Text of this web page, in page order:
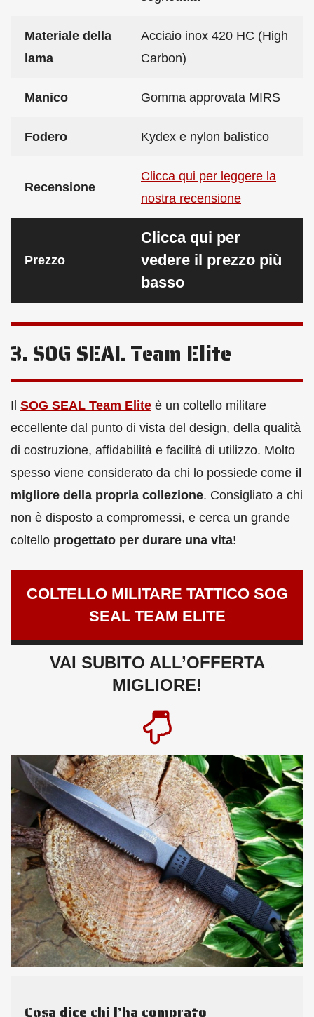
Materiale della
lama
Acciaio inox 420 HC (High
Carbon)
Manico Gomma approvata MIRS
Fodero Kydex e nylon balistico
Recensione
Clicca qui per leggere la
nostra recensione
Prezzo
Clicca qui per
vedere il prezzo più
basso
3. SOG SEAL Team Elite
Il SOG SEAL Team Elite è un coltello militare
eccellente dal punto di vista del design, della qualità
di costruzione, affidabilità e facilità di utilizzo. Molto
spesso viene considerato da chi lo possiede come il
migliore della propria collezione. Consigliato a chi
non è disposto a compromessi, e cerca un grande
coltello progettato per durare una vita!
COLTELLO MILITARE TATTICO SOG
SEAL TEAM ELITE
VAI SUBITO ALL’OFFERTA
MIGLIORE!
Cosa dice chi l’ha comprato